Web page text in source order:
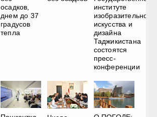
осадков,
днем до 37
градусов
тепла
институте
изобразительного
искусства и
дизайна
Таджикистана
состоятся
пресс-
конференции